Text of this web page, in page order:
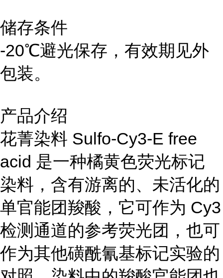
储存条件
-20℃避光保存，有效期见外
包装。
产品介绍
花菁染料 Sulfo-Cy3-E free
acid 是一种橘黄色荧光标记
染料，含有游离的、未活化的
单官能团羧酸，它可作为 Cy3
检测通道的参考荧光团，也可
作为其他磺酰氰基标记实验的